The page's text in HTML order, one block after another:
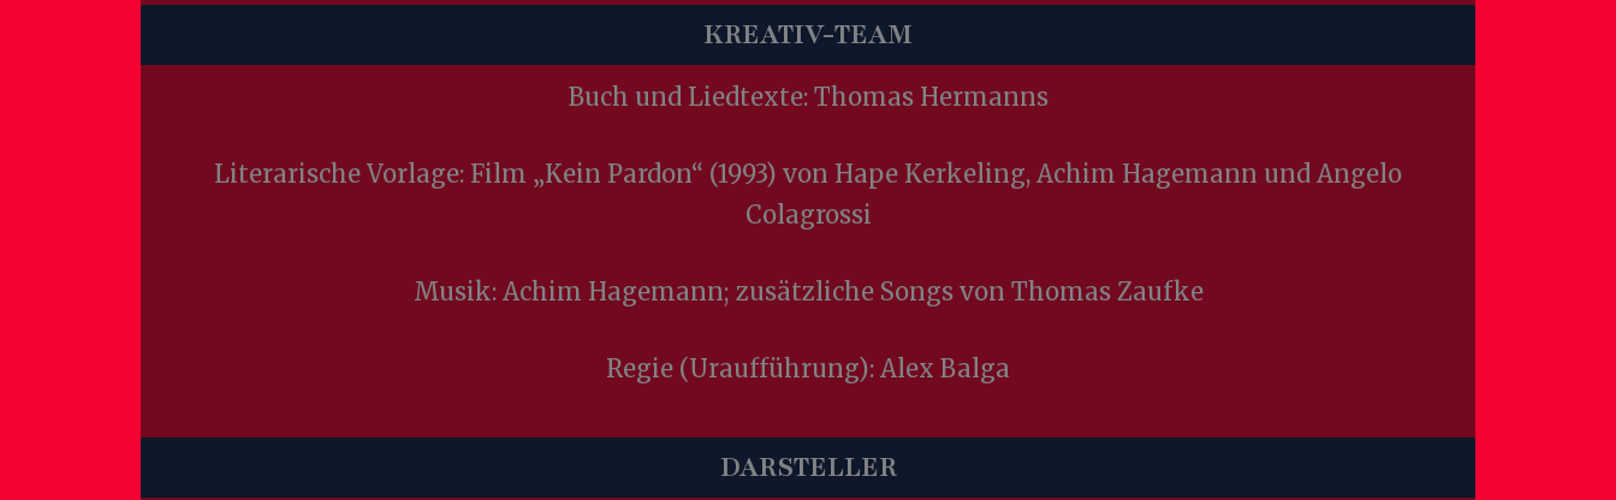
KREATIV-TEAM
Buch und Liedtexte: Thomas Hermanns
Literarische Vorlage: Film „Kein Pardon“ (1993) von Hape Kerkeling, Achim Hagemann und Angelo
Colagrossi
Musik: Achim Hagemann; zusätzliche Songs von Thomas Zaufke
Regie (Uraufführung): Alex Balga
DARSTELLER